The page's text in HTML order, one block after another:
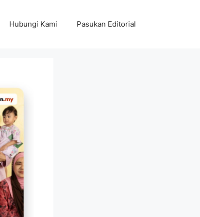
Hubungi Kami Pasukan Editorial